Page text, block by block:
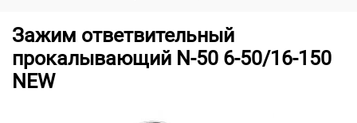
Зажим ответвительный
прокалывающий N-50 6-50/16-150
NEW